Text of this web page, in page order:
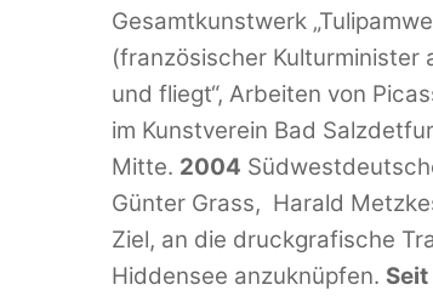
Gesamtkunstwerk
(französischer Kulturminister
und fliegt“, Arbeiten von
im Kunstverein Bad
Mitte. 2004
Günter Grass, Harald
Ziel, an die druckgrafische
Hiddensee anzuknüpfen.